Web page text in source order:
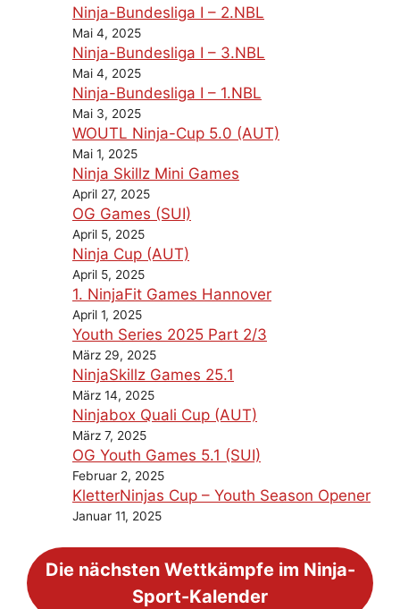
Ninja-Bundesliga I – 2.NBL
Mai 4, 2025
Ninja-Bundesliga I – 3.NBL
Mai 4, 2025
Ninja-Bundesliga I – 1.NBL
Mai 3, 2025
WOUTL Ninja-Cup 5.0 (AUT)
Mai 1, 2025
Ninja Skillz Mini Games
April 27, 2025
OG Games (SUI)
April 5, 2025
Ninja Cup (AUT)
April 5, 2025
1. NinjaFit Games Hannover
April 1, 2025
Youth Series 2025 Part 2/3
März 29, 2025
NinjaSkillz Games 25.1
März 14, 2025
Ninjabox Quali Cup (AUT)
März 7, 2025
OG Youth Games 5.1 (SUI)
Februar 2, 2025
KletterNinjas Cup – Youth Season Opener
Januar 11, 2025
Die nächsten Wettkämpfe im Ninja-
Sport-Kalender